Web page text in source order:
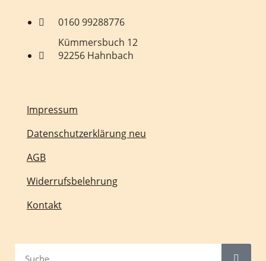
0160 99288776
Kümmersbuch 12
92256 Hahnbach
Impressum
Datenschutzerklärung neu
AGB
Widerrufsbelehrung
Kontakt